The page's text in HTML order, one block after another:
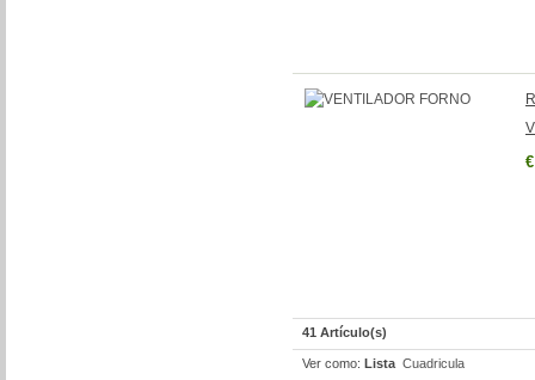
41 Artículo(s)
Ver como: Lista Cuadricula